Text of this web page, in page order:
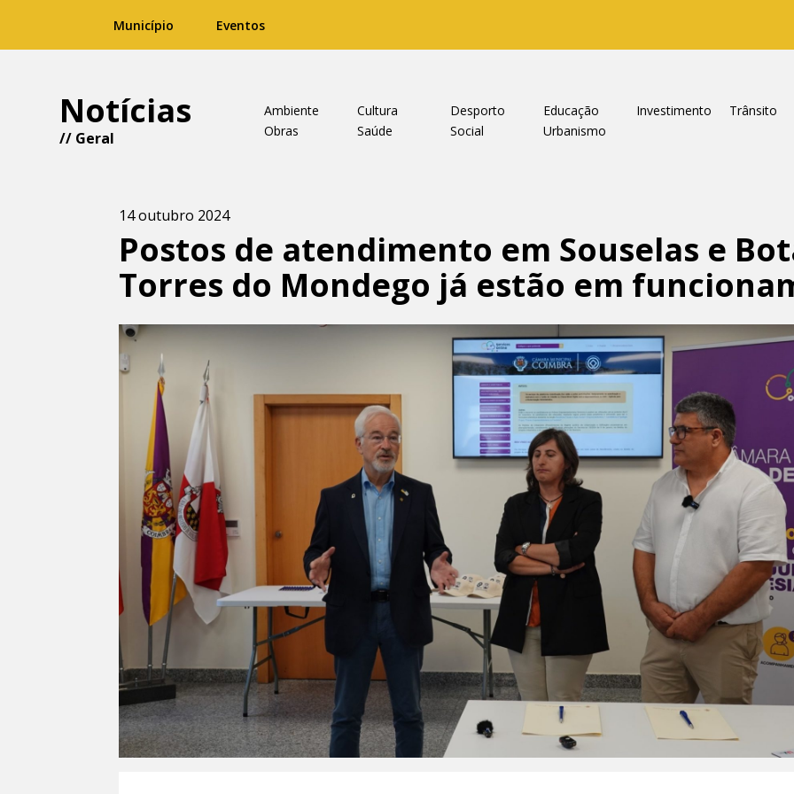
Município Eventos
Notícias
// Geral
Ambiente Cultura Desporto Educação Investimento
Trânsito
Obras
Saúde Social Urbanismo
14 outubro 2024
Postos de atendimento em Souselas e
Torres do Mondego já estão em